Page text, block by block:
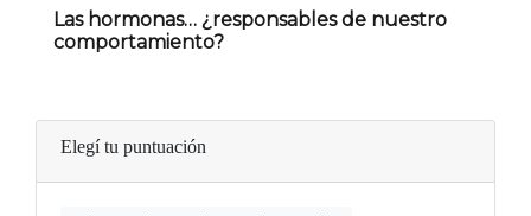
Las hormonas… ¿responsables de nuestro
comportamiento?
Elegí tu puntuación